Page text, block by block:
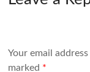
Your email
marked *